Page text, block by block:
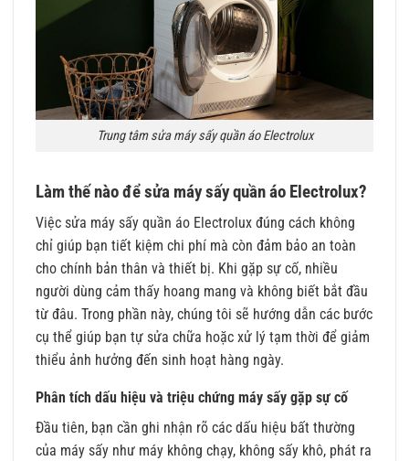
Trung tâm sửa máy sấy quần áo Electrolux
Làm thế nào để sửa máy sấy quần áo Electrolux?
Việc sửa máy sấy quần áo Electrolux đúng cách không
chỉ giúp bạn tiết kiệm chi phí mà còn đảm bảo an toàn
cho chính bản thân và thiết bị. Khi gặp sự cố, nhiều
người dùng cảm thấy hoang mang và không biết bắt đầu
từ đâu. Trong phần này, chúng tôi sẽ hướng dẫn các bước
cụ thể giúp bạn tự sửa chữa hoặc xử lý tạm thời để giảm
thiểu ảnh hưởng đến sinh hoạt hàng ngày.
Phân tích dấu hiệu và triệu chứng máy sấy gặp sự cố
Đầu tiên, bạn cần ghi nhận rõ các dấu hiệu bất thường
của máy sấy như máy không chạy, không sấy khô, phát ra